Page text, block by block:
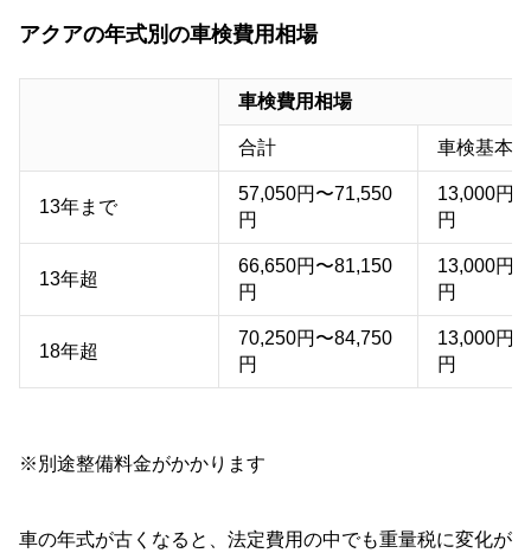
アクアはモデルや年式によって重量が多少異なりま
すが、どれも1,000kg〜1,500kgの範囲内なので重量
税は変わりません。2年間で24,600円です。
アクアの年式別の車検費用相場
車検費用相場
合計 車検基本
13年まで
57,050円〜71,550
円
13,000円
円
13年超
66,650円〜81,150
円
13,000円
円
18年超
70,250円〜84,750
円
13,000円
円
※別途整備料金がかかります
車の年式が古くなると、法定費用の中でも重量税に変化が